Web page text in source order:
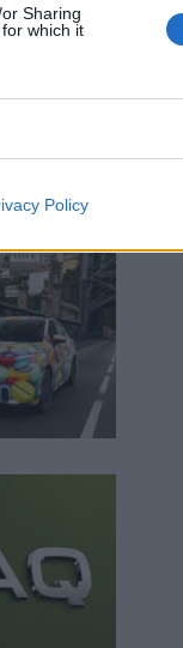
Sharing
which it
Policy